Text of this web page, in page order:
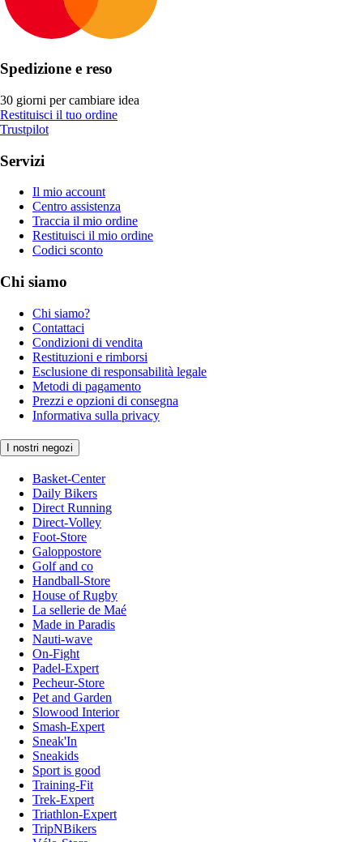
Spedizione e reso
30 giorni per cambiare idea
Restituisci il tuo ordine
Trustpilot
Servizi
Il mio account
Centro assistenza
Traccia il mio ordine
Restituisci il mio ordine
Codici sconto
Chi siamo
Chi siamo?
Contattaci
Condizioni di vendita
Restituzioni e rimborsi
Esclusione di responsabilità legale
Metodi di pagamento
Prezzi e opzioni di consegna
Informativa sulla privacy
I nostri negozi
Basket-Center
Daily Bikers
Direct Running
Direct-Volley
Foot-Store
Galoppostore
Golf and co
Handball-Store
House of Rugby
La sellerie de Maé
Made in Paradis
Nauti-wave
On-Fight
Padel-Expert
Pecheur-Store
Pet and Garden
Slowood Interior
Smash-Expert
Sneak'In
Sneakids
Sport is good
Training-Fit
Trek-Expert
Triathlon-Expert
TripNBikers